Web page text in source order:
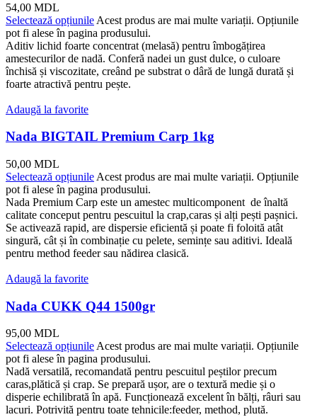
54,00 MDL
Selectează opțiunile Acest produs are mai multe variații. Opțiunile
pot fi alese în pagina produsului.
Aditiv lichid foarte concentrat (melasă) pentru îmbogățirea
amestecurilor de nadă. Conferă nadei un gust dulce, o culoare
închisă și viscozitate, creând pe substrat o dâră de lungă durată și
foarte atractivă pentru pește.
Adaugă la favorite
Nada BIGTAIL Premium Carp 1kg
50,00 MDL
Selectează opțiunile Acest produs are mai multe variații. Opțiunile
pot fi alese în pagina produsului.
Nada Premium Carp este un amestec multicomponent de înaltă
calitate conceput pentru pescuitul la crap,caras și alți pești pașnici.
Se activează rapid, are dispersie eficientă și poate fi foloită atât
singură, cât și în combinație cu pelete, semințe sau aditivi. Ideală
pentru method feeder sau nădirea clasică.
Adaugă la favorite
Nada CUKK Q44 1500gr
95,00 MDL
Selectează opțiunileAcest produs are mai multe variații. Opțiunile
pot fi alese în pagina produsului.
Nadă versatilă, recomandată pentru pescuitul peștilor precum
caras,plătică și crap. Se prepară ușor, are o textură medie și o
disperie echilibrată în apă. Funcționează excelent în bălți, râuri sau
lacuri. Potrivită pentru toate tehnicile:feeder, method, plută.